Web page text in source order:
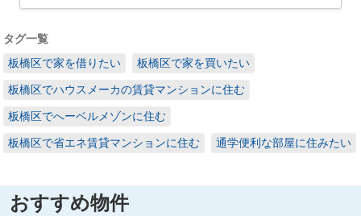
タグ一覧
板橋区で家を借りたい
板橋区で家を買いたい
板橋区でハウスメーカの賃貸マンションに住む
板橋区でへーベルメゾンに住む
板橋区で省エネ賃貸マンションに住む 通学便利な部屋に住みたい
おすすめ物件